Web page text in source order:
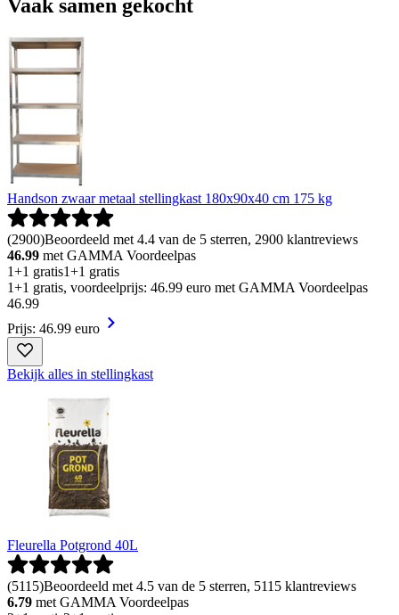
Vaak samen gekocht
Handson zwaar metaal stellingkast 180x90x40 cm 175 kg
(2900)Beoordeeld met 4.4 van de 5 sterren, 2900 klantreviews
46.99 met GAMMA Voordeelpas
1+1 gratis1+1 gratis
1+1 gratis, voordeelprijs: 46.99 euro met GAMMA Voordeelpas
46.99
Prijs: 46.99 euro
Bekijk alles in stellingkast
Fleurella Potgrond 40L
(5115)Beoordeeld met 4.5 van de 5 sterren, 5115 klantreviews
6.79 met GAMMA Voordeelpas